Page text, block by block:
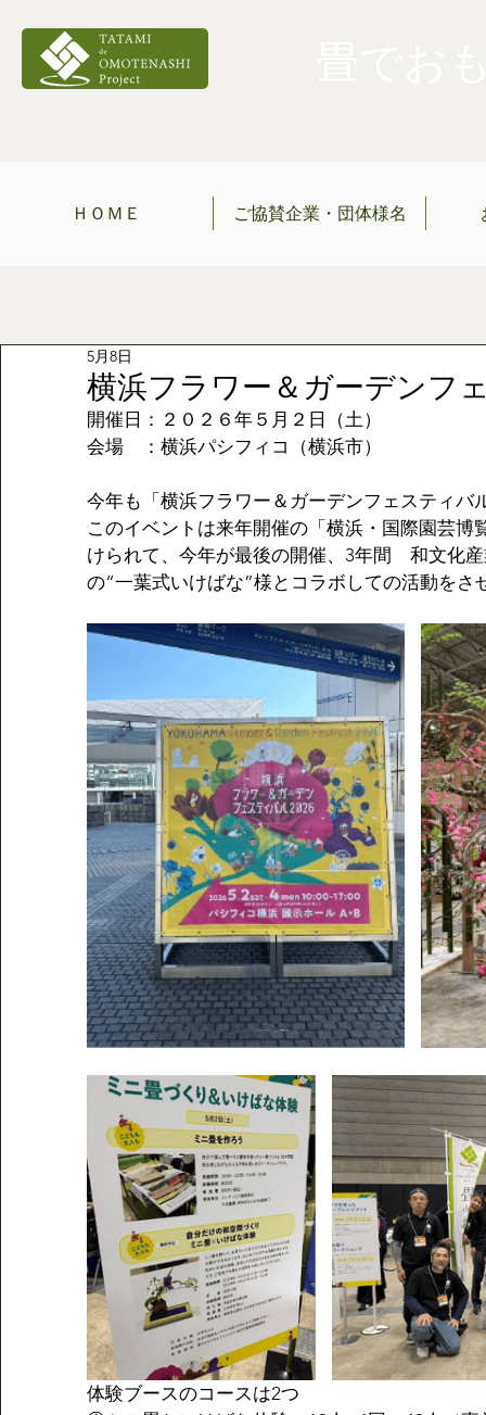
ＨＯＭＥ ご協賛企業・団体様名
横浜フラワー＆ガーデンフ
5月8日
開催日：２０２６年５月２日（土）
会場　：横浜パシフィコ（横浜市）
今年も「横浜フラワー＆ガーデンフェスティバ
このイベントは来年開催の「横浜・国際園芸博
けられて、今年が最後の開催、3年間　和文化
の“一葉式いけばな”様とコラボしての活動をさ
体験ブースのコースは2つ